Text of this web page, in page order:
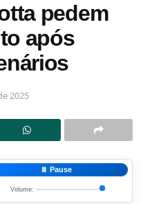
pedem
após
2025
⏸️ Pause
Volume: